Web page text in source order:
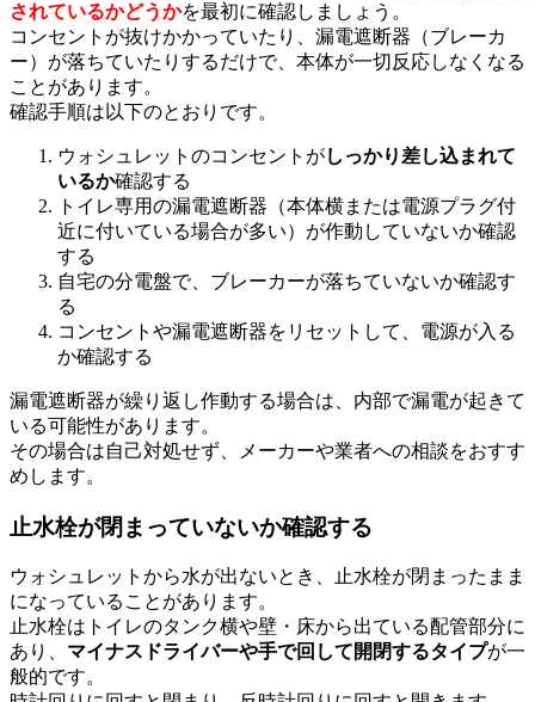
されているかどうかを最初に確認しましょう。
コンセントが抜けかかっていたり、漏電遮断器（ブレーカ
ー）が落ちていたりするだけで、本体が一切反応しなくなる
ことがあります。
確認手順は以下のとおりです。
ウォシュレットのコンセントがしっかり差し込まれて
いるか確認する
トイレ専用の漏電遮断器（本体横または電源プラグ付
近に付いている場合が多い）が作動していないか確認
する
自宅の分電盤で、ブレーカーが落ちていないか確認す
る
コンセントや漏電遮断器をリセットして、電源が入る
か確認する
漏電遮断器が繰り返し作動する場合は、内部で漏電が起きて
いる可能性があります。
その場合は自己対処せず、メーカーや業者への相談をおすす
めします。
止水栓が閉まっていないか確認する
ウォシュレットから水が出ないとき、止水栓が閉まったまま
になっていることがあります。
止水栓はトイレのタンク横や壁・床から出ている配管部分に
あり、 マイナスドライバーや手で回して開閉するタイプが一
般的です。